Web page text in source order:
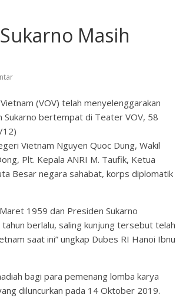
Masih
(VOV) telah menyelenggarakan
Sukarno bertempat di Teater VOV, 58
12)
Vietnam Nguyen Quoc Dung, Wakil
Plt. Kepala ANRI M. Taufik, Ketua
Besar negara sahabat, korps diplomatik
1959 dan Presiden Sukarno
berlalu, saling kunjung tersebut telah
saat ini” ungkap Dubes RI Hanoi Ibnu
bagi para pemenang lomba karya
diluncurkan pada 14 Oktober 2019.